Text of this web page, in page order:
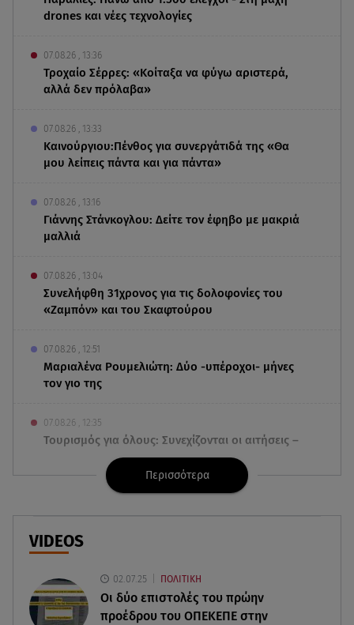
drones και νέες τεχνολογίες
07.08.26 , 13:36
Τροχαίο Σέρρες: «Κοίταξα να φύγω αριστερά,
αλλά δεν πρόλαβα»
07.08.26 , 13:33
Καινούργιου:Πένθος για συνεργάτιδά της «Θα
μου λείπεις πάντα και για πάντα»
07.08.26 , 13:16
Γιάννης Στάνκογλου: Δείτε τον έφηβο με μακριά
μαλλιά
07.08.26 , 13:04
Συνελήφθη 31χρονος για τις δολοφονίες του
«Ζαμπόν» και του Σκαφτούρου
07.08.26 , 12:51
Μαριαλένα Ρουμελιώτη: Δύο -υπέροχοι- μήνες
τον γιο της
07.08.26 , 12:35
Τουρισμός για όλους: Συνεχίζονται οι αιτήσεις –
Ποιοι κάνουν σήμερα
Marfin: Προθεσμία για να απολογηθεί πήρε η
4 (πολύ σημαντικά) πράγματα που
αποκαλύπτουν οι διακοπές για τη σχέση σου
Περισσότερα
VIDEOS
02.07.25 ΠΟΛΙΤΙΚΗ
Οι δύο επιστολές του πρώην
προέδρου του ΟΠΕΚΕΠE στην